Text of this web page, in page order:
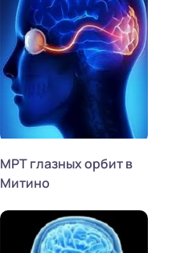
МРТ глазных орбит в
Митино